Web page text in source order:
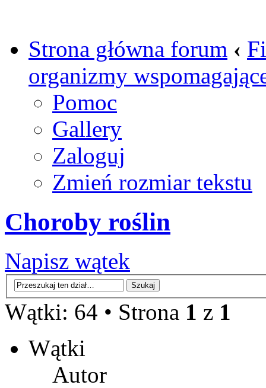
Strona główna forum ‹
organizmy
Pomoc
Gallery
Zaloguj
Zmień rozmiar tekstu
Choroby roślin
Napisz wątek
Wątki: 64 • Strona 1 z 1
Wątki
Autor